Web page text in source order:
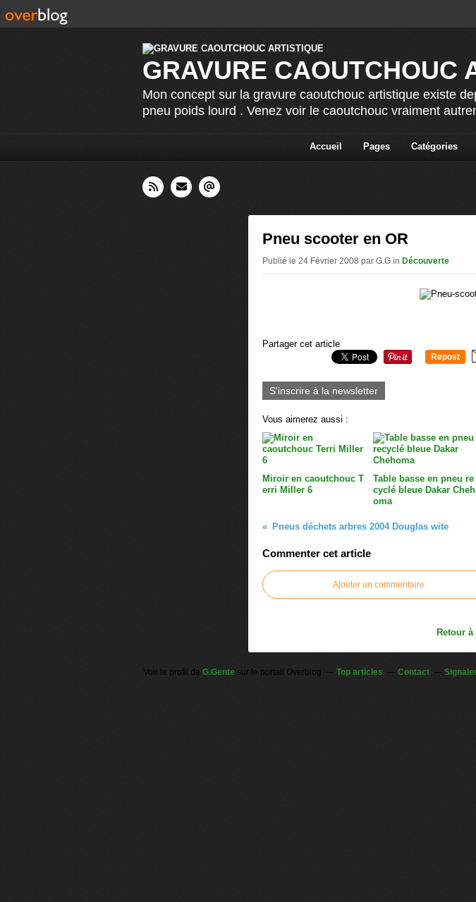
GRAVURE CAOUTCHOUC
Mon concept sur la gravure caoutchouc artistique existe
pneu poids lourd . Venez voir le caoutchouc vraiment
Accueil Pages Catégories
Pneu scooter en OR
Publié le 24 Février 2008 par G.G in Découverte
Partager cet article
Repost
S'inscrire à la newsletter
Vous aimerez aussi :
Miroir en caoutchouc T
erri Miller 6
Table basse en pneu re
cyclé bleue Dakar Cheh
oma
Pneus déchets arbres 2004 Douglas wite
Commenter cet article
Ajouter un commentaire
Retour
Voir le profil de G.Gente sur le portail Overblog Top articles Contact